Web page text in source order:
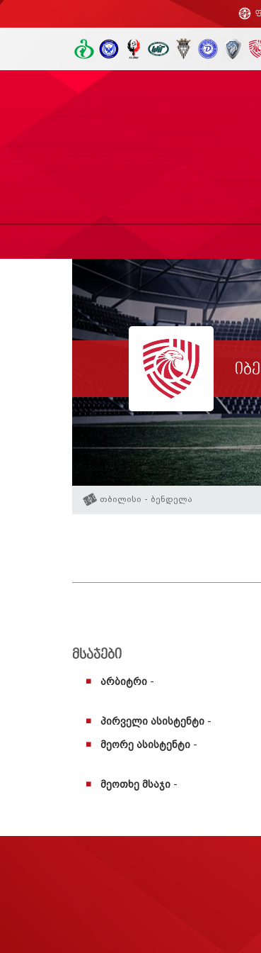
თბილისი - ბენდელა
მსაჯები
არბიტრი -
პირველი ასისტენტი -
მეორე ასისტენტი -
მეოთხე მსაჯი -